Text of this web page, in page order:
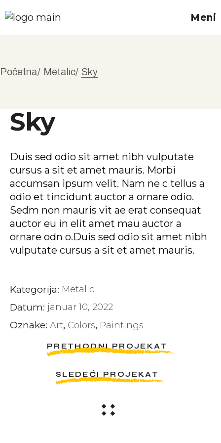
Meni
Početna Metalic Sky
Sky
Duis sed odio sit amet nibh vulputate
cursus a sit et amet mauris. Morbi
accumsan ipsum velit. Nam ne c tellus a
odio et tincidunt auctor a ornare odio.
Sedm non mauris vit ae erat consequat
auctor eu in elit amet mau auctor a
ornare odn o.Duis sed odio sit amet nibh
vulputate cursus a sit et amet mauris.
Kategorija: Metalic
Datum: januar 10, 2022
Oznake: Art Colors Paintings
PRETHODNI PROJEKAT
SLEDEĆI PROJEKAT